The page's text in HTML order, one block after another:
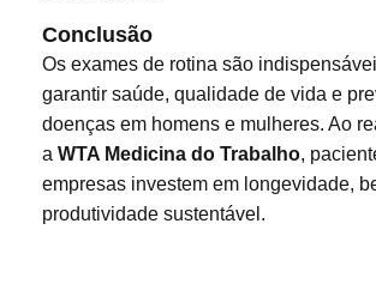
Conclusão
Os exames de rotina são
garantir saúde, qualidade de vida e
doenças em homens e mulheres. Ao
a WTA Medicina do Trabalho,
empresas investem em longevidade,
produtividade sustentável.